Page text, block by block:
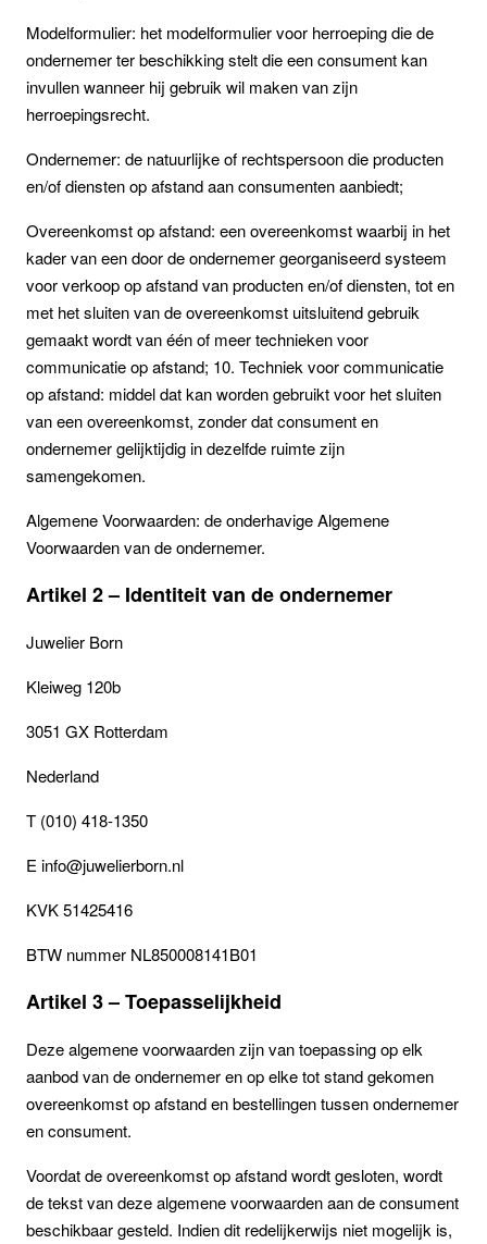
Modelformulier: het modelformulier voor herroeping die de
ondernemer ter beschikking stelt die een consument kan
invullen wanneer hij gebruik wil maken van zijn
herroepingsrecht.
Ondernemer: de natuurlijke of rechtspersoon die producten
en/of diensten op afstand aan consumenten aanbiedt;
Overeenkomst op afstand: een overeenkomst waarbij in het
kader van een door de ondernemer georganiseerd systeem
voor verkoop op afstand van producten en/of diensten, tot en
met het sluiten van de overeenkomst uitsluitend gebruik
gemaakt wordt van één of meer technieken voor
communicatie op afstand; 10. Techniek voor communicatie
op afstand: middel dat kan worden gebruikt voor het sluiten
van een overeenkomst, zonder dat consument en
ondernemer gelijktijdig in dezelfde ruimte zijn
samengekomen.
Algemene Voorwaarden: de onderhavige Algemene
Voorwaarden van de ondernemer.
Artikel 2 – Identiteit van de ondernemer
Juwelier Born
Kleiweg 120b
3051 GX Rotterdam
Nederland
T (010) 418-1350
E info@juwelierborn.nl
KVK 51425416
BTW nummer NL850008141B01
Artikel 3 – Toepasselijkheid
Deze algemene voorwaarden zijn van toepassing op elk
aanbod van de ondernemer en op elke tot stand gekomen
overeenkomst op afstand en bestellingen tussen ondernemer
en consument.
Voordat de overeenkomst op afstand wordt gesloten, wordt
de tekst van deze algemene voorwaarden aan de consument
beschikbaar gesteld. Indien dit redelijkerwijs niet mogelijk is,